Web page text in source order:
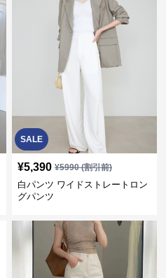
SALE
¥5,390 ¥5990(割引前)
白パンツ ワイドストレートロン
グパンツ